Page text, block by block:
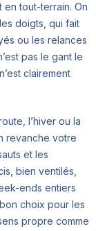
tout-terrain. On
doigts, qui fait
ou les relances
pas le gant le
clairement
l’hiver ou la
revanche votre
et les
bien ventilés,
ends entiers
choix pour les
propre comme